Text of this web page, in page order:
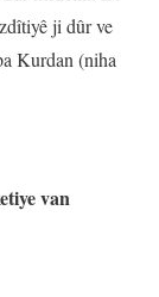
ji dûr ve
Kurdan (niha
van